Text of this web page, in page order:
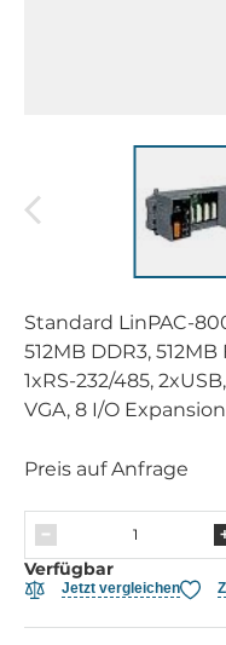
Standard LinPAC-
512MB DDR3, 512MB
1xRS-232/485,
VGA, 8 I/O
Preis auf Anfrage
Verfügbar
Jetzt vergleichen